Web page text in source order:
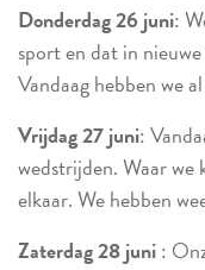
Donderdag 26 juni:
sport en dat in
Vandaag hebben we
Vrijdag 27 juni:
wedstrijden. Waar we
elkaar. We hebben
Zaterdag 28 juni: